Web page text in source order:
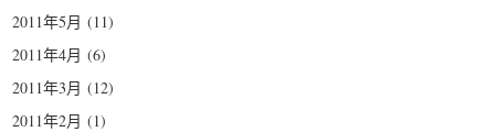
2011年5月 (11)
2011年4月 (6)
2011年3月 (12)
2011年2月 (1)